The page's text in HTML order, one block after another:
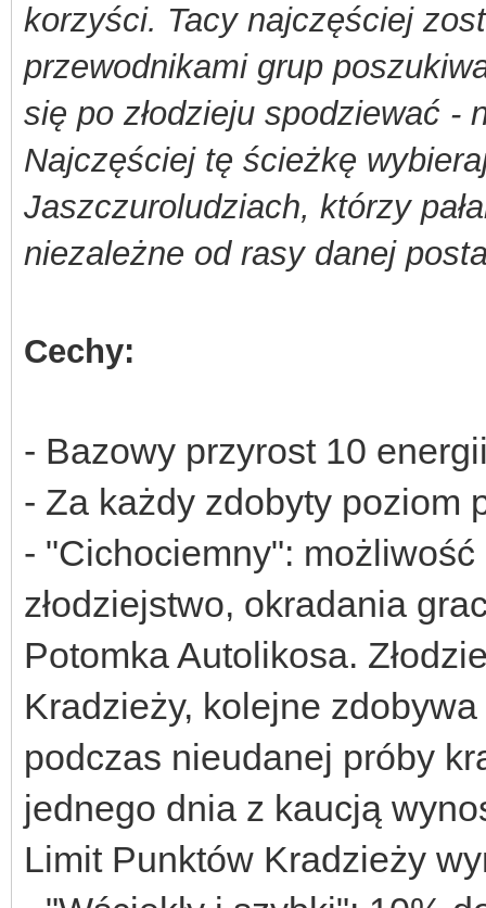
korzyści. Tacy najczęściej
przewodnikami grup
się po złodzieju spodziewać -
Najczęściej tę ścieżkę
Jaszczuroludziach, którzy
niezależne od rasy danej
Cechy:
- Bazowy przyrost 10
- Za każdy zdobyty poziom
- "Cichociemny":
złodziejstwo, okradania
Potomka Autolikosa.
Kradzieży, kolejne
podczas nieudanej próby
jednego dnia z kaucją
Limit Punktów Kradzieży